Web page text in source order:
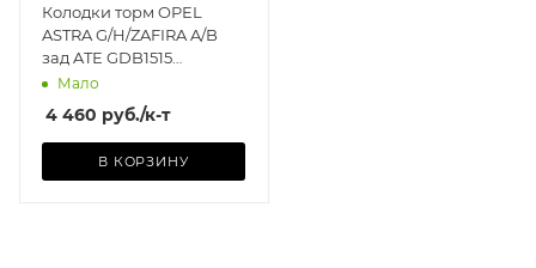
Колодки торм OPEL
ASTRA G/H/ZAFIRA A/B
зад ATE GDB1515
(+PFK442)
Мало
4 460 руб./к-т
В КОРЗИНУ